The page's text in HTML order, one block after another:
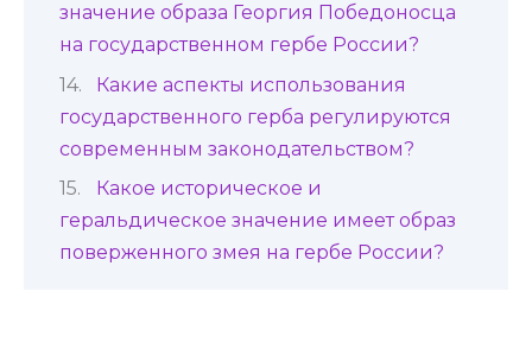
значение образа Георгия Победоносца
на государственном гербе России?
Какие аспекты использования
государственного герба регулируются
современным законодательством?
Какое историческое и
геральдическое значение имеет образ
поверженного змея на гербе России?